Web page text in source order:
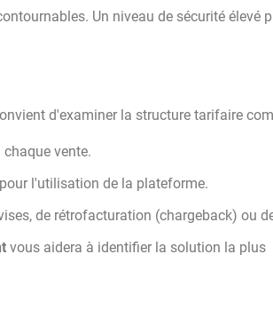
Un niveau de sécurité élevé
d'examiner la structure tarifaire
vente.
l'utilisation de la plateforme.
de rétrofacturation (chargeback) ou
vous aidera à identifier la solution la plus